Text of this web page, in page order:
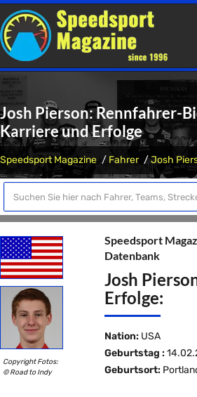
Josh Pierson: Rennfahrer-
Karriere und Erfolge
Speedsport Magazine Fahrer Josh
Copyright Fotos:
© Road to Indy
Speedsport
Datenbank
Josh
Erfolge:
Nation: USA
Geburtstag :
Geburtsort: